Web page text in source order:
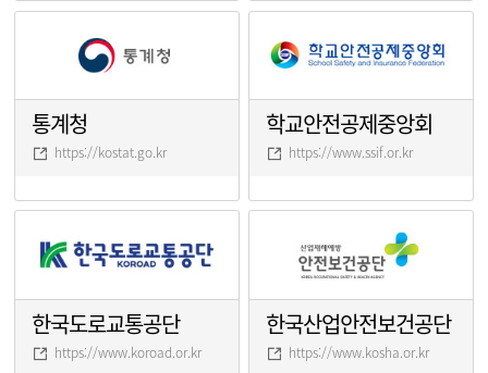
통계청
https://kostat.go.kr
학교안전공제중앙회
https://www.ssif.or.kr
한국도로교통공단
https://www.koroad.or.kr
한국산업안전보건공단
https://www.kosha.or.kr